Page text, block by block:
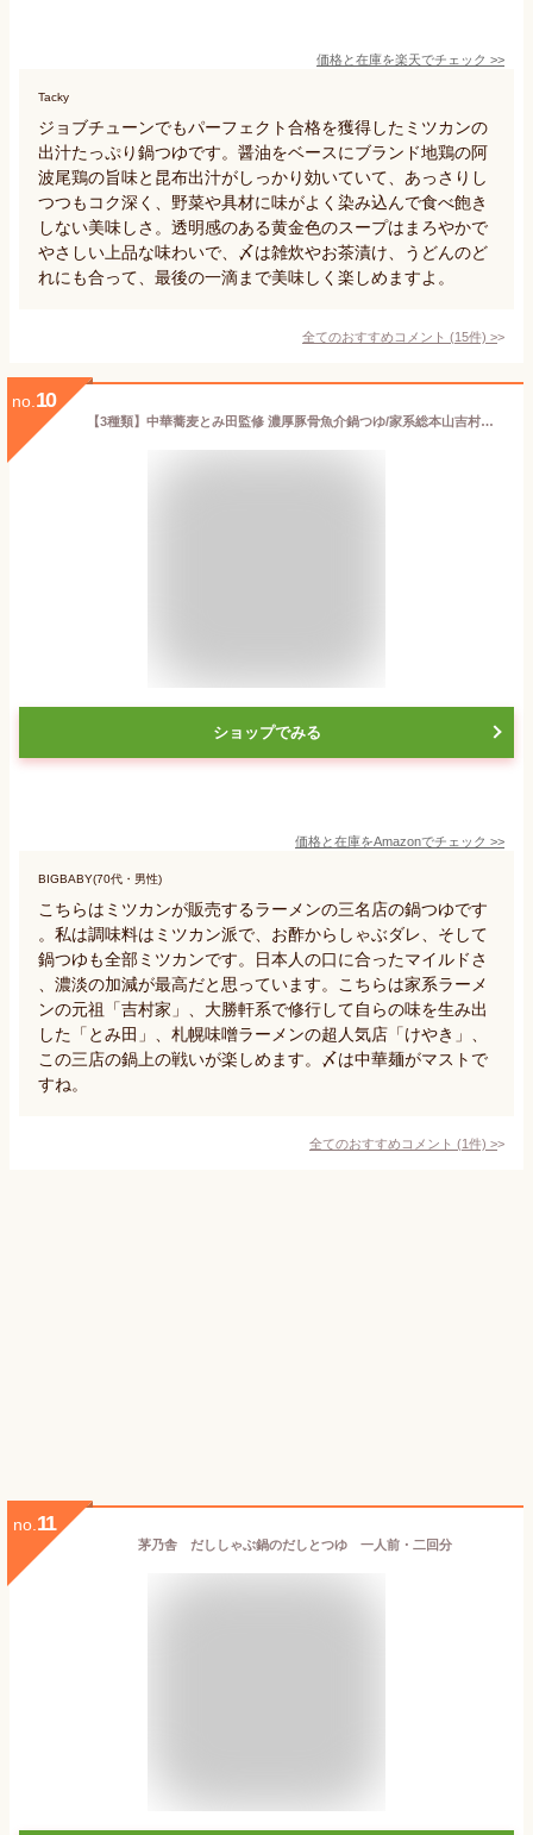
価格と在庫を楽天でチェック >>
Tacky
ジョブチューンでもパーフェクト合格を獲得したミツカンの
出汁たっぷり鍋つゆです。醤油をベースにブランド地鶏の阿
波尾鶏の旨味と昆布出汁がしっかり効いていて、あっさりし
つつもコク深く、野菜や具材に味がよく染み込んで食べ飽き
しない美味しさ。透明感のある黄金色のスープはまろやかで
やさしい上品な味わいで、〆は雑炊やお茶漬け、うどんのど
れにも合って、最後の一滴まで美味しく楽しめますよ。
全てのおすすめコメント (15件) >
no. 10
【3種類】中華蕎麦とみ田監修 濃厚豚骨魚介鍋つゆ/家系総本山吉村家監修 横浜豚骨醤油鍋つゆ/札幌味噌拉麺専門店けやき監修 札幌味噌鍋つゆ (各1袋) ミツカン 鍋用 鍋つゆ ストレートタイプ ラーメンスープ 有名ラーメン店監修 みそ 濃厚豚骨魚介つけ麺 海鮮 リゾット 雑炊 お好みの材料で アレンジ 簡単 あったか 鍋パ 特別な日 クリスマス お正月 おまけ付(シール)
ショップでみる
価格と在庫をAmazonでチェック >>
BIGBABY(70代・男性)
こちらはミツカンが販売するラーメンの三名店の鍋つゆです
。私は調味料はミツカン派で、お酢からしゃぶダレ、そして
鍋つゆも全部ミツカンです。日本人の口に合ったマイルドさ
、濃淡の加減が最高だと思っています。こちらは家系ラーメ
ンの元祖「吉村家」、大勝軒系で修行して自らの味を生み出
した「とみ田」、札幌味噌ラーメンの超人気店「けやき」、
この三店の鍋上の戦いが楽しめます。〆は中華麺がマストで
すね。
全てのおすすめコメント (1件) >
no. 11
茅乃舎 だししゃぶ鍋のだしとつゆ 一人前・二回分